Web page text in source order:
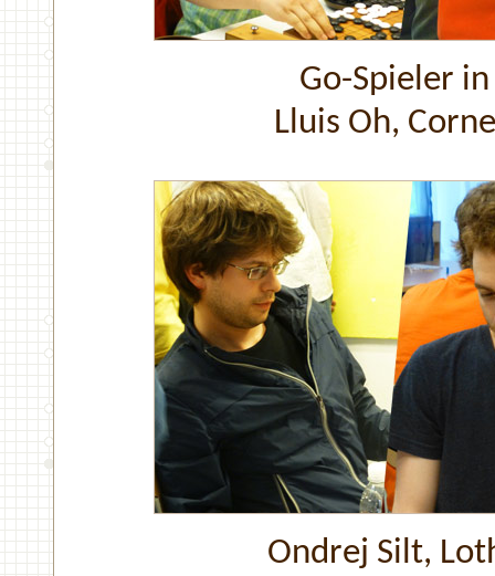
Go-Spieler
Lluis Oh,
Ondrej Silt,